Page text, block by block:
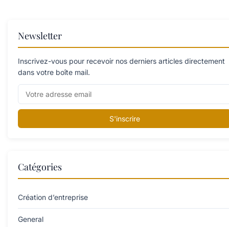
Newsletter
Inscrivez-vous pour recevoir nos derniers articles directement
dans votre boîte mail.
S'inscrire
Catégories
Création d’entreprise
General